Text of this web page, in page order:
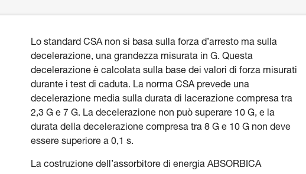
Lo standard CSA non si basa sulla forza d’arresto ma sulla
decelerazione, una grandezza misurata in G. Questa
decelerazione è calcolata sulla base dei valori di forza misurati
durante i test di caduta. La norma CSA prevede una
decelerazione media sulla durata di lacerazione compresa tra
2,3 G e 7 G. La decelerazione non può superare 10 G, e la
durata della decelerazione compresa tra 8 G e 10 G non deve
essere superiore a 0,1 s.
La costruzione dell’assorbitore di energia ABSORBICA